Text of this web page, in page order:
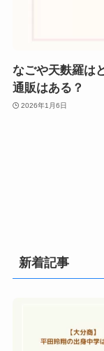
なごや天麩羅は
通販はある？
2026年1月6日
新着記事